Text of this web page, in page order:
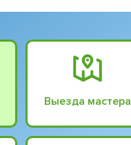
Выезда мастера